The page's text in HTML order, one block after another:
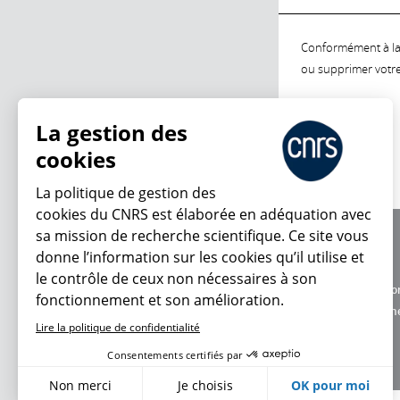
Conformément à
ou supprimer
Charte
Données
La gestion des
cookies
La politique de gestion des
cookies du CNRS est élaborée en adéquation avec
sa mission de recherche scientifique. Ce site vous
donne l’information sur les cookies qu’il utilise et
le contrôle de ceux non nécessaires à son
fonctionnement et son amélioration.
Lire la politique de confidentialité
Consentements certifiés par
Non merci Je choisis OK pour moi